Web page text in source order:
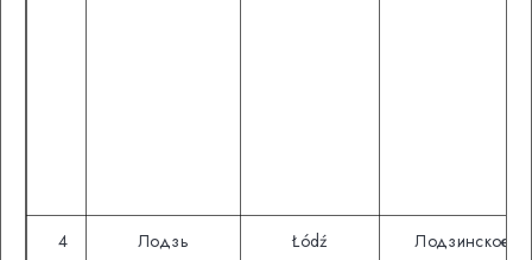
4 Лодзь Łódź
Лодзинское